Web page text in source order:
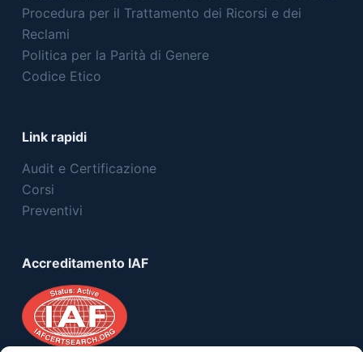
Procedura per il Trattamento dei Ricorsi e dei
Reclami
Politica per la Parità di Genere
Codice Etico
Link rapidi
Audit e Certificazione
Corsi
Preventivi
Accreditamento IAF